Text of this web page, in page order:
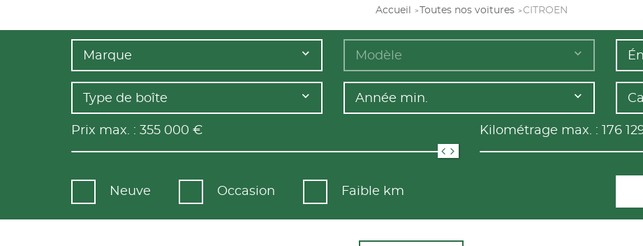
Accueil Toutes nos voitures CITROEN
Marque Modèle
Type de boîte Année min.
Prix max. : 355 000 € Kilométrage max. : 176
Neuve Occasion Faible km